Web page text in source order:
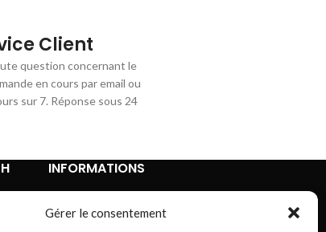
Gérer le consentement
Client
question concernant le
en cours par email ou
sur 7. Réponse sous 24
INFORMATIONS
Mentions légales